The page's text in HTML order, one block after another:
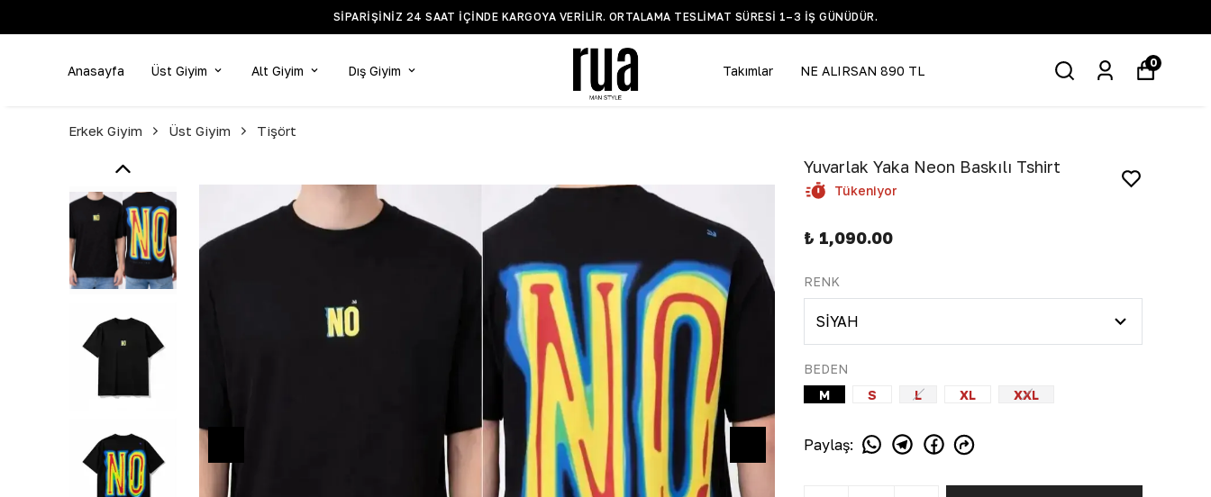
SIPARIŞINIZ 24 SAAT IÇINDE KARGOYA VERILIR. ORTALAMA TESLIMAT SÜRESI 1–3 IŞ GÜNÜDÜR.
Anasayfa Üst Giyim Alt Giyim Dış Giyim Takımlar NE ALIRSAN 890 TL
0
Erkek Giyim Üst Giyim Tişört
Yuvarlak Yaka Neon Baskılı Tshirt
Tükeniyor
₺ 1,090.00
RENK
BEDEN
M
S L XL XXL
Paylaş: